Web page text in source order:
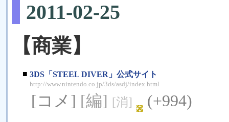
2011-02-25
【商業】
■ 3DS「STEEL DIVER」公式サイト
http://www.nintendo.co.jp/3ds/asdj/index.html
[コメ] [編] [消] (+994)